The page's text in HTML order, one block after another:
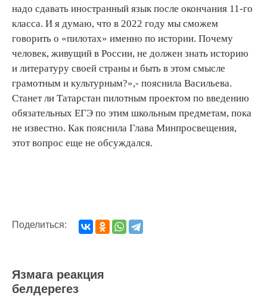
надо сдавать иностранный язык после окончания 11-го
класса. И я думаю, что в 2022 году мы сможем
говорить о «пилотах» именно по истории. Почему
человек, живущий в России, не должен знать историю
и литературу своей страны и быть в этом смысле
грамотным и культурным?»,- пояснила Васильева.
Станет ли Татарстан пилотным проектом по введению
обязательных ЕГЭ по этим школьным предметам, пока
не известно. Как пояснила Глава Минпросвещения,
этот вопрос еще не обсуждался.
Поделиться:
Язмага реакция
белдерегез